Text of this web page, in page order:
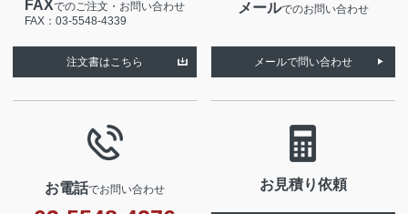
FAXでのご注文・お問い合わせ
FAX：03-5548-4339
注文書はこちら
メールでのお問い合わせ
メールで問い合わせ
お電話でお問い合わせ お見積り依頼